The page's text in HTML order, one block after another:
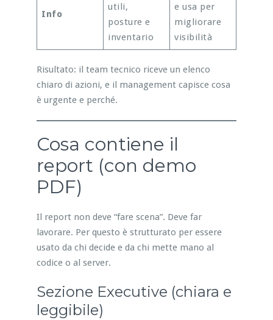
Info
utili,
posture e
inventario
e usa per
migliorare
visibilità
Risultato: il team tecnico riceve un elenco
chiaro di azioni, e il management capisce cosa
è urgente e perché.
Cosa contiene il
report (con demo
PDF)
Il report non deve “fare scena”. Deve far
lavorare. Per questo è strutturato per essere
usato da chi decide e da chi mette mano al
codice o al server.
Sezione Executive (chiara e
leggibile)